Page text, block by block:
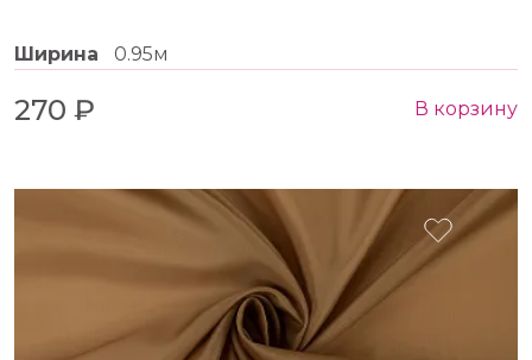
Ширина 0.95м
270 ₽ В корзину